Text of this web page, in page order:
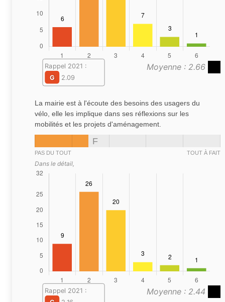
Moyenne : 2.66
Rappel 2021 :
G
2.09
La mairie est à l'écoute des besoins des usagers du
vélo, elle les implique dans ses réflexions sur les
mobilités et les projets d'aménagement.
F
PAS DU TOUT TOUT À FAIT
Dans le détail,
Moyenne : 2.44
Rappel 2021 :